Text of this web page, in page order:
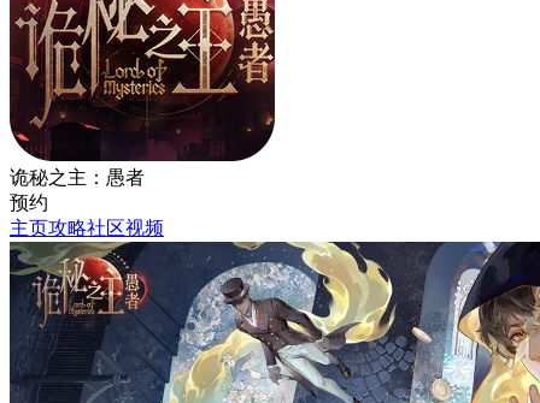
诡秘之主：愚者
预约
主页攻略社区视频